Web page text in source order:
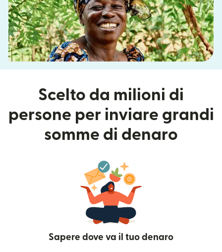
Scelto da milioni di
persone per inviare grandi
somme di denaro
Sapere dove va il tuo denaro